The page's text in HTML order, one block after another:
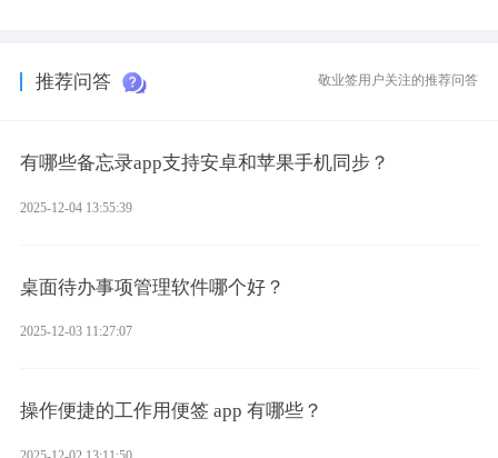
推荐问答 敬业签用户关注的推荐问答
有哪些备忘录app支持安卓和苹果手机同步？
2025-12-04 13:55:39
桌面待办事项管理软件哪个好？
2025-12-03 11:27:07
操作便捷的工作用便签 app 有哪些？